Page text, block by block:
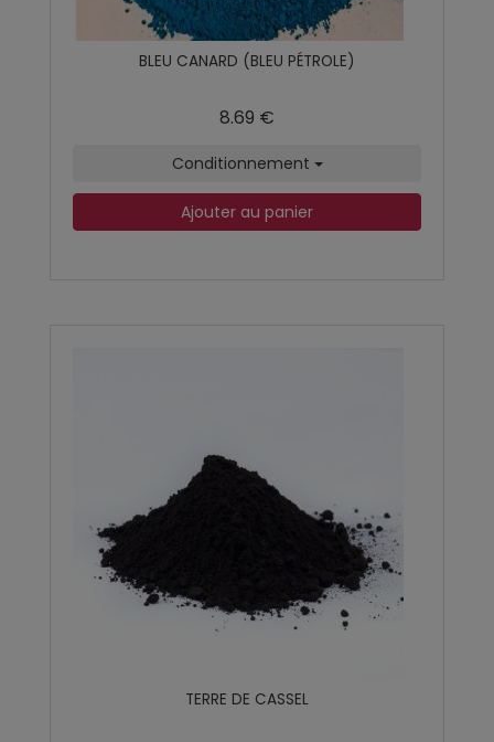
BLEU CANARD (BLEU PÉTROLE)
8.69 €
Conditionnement
Ajouter au panier
TERRE DE CASSEL